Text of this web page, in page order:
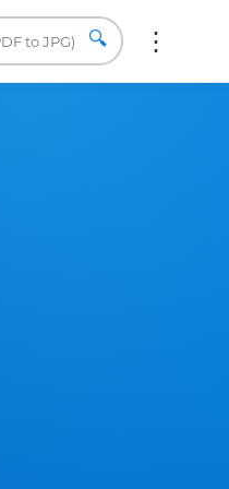
🔍